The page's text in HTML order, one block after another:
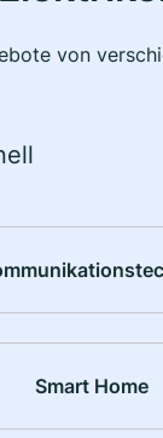
von
Smart Home